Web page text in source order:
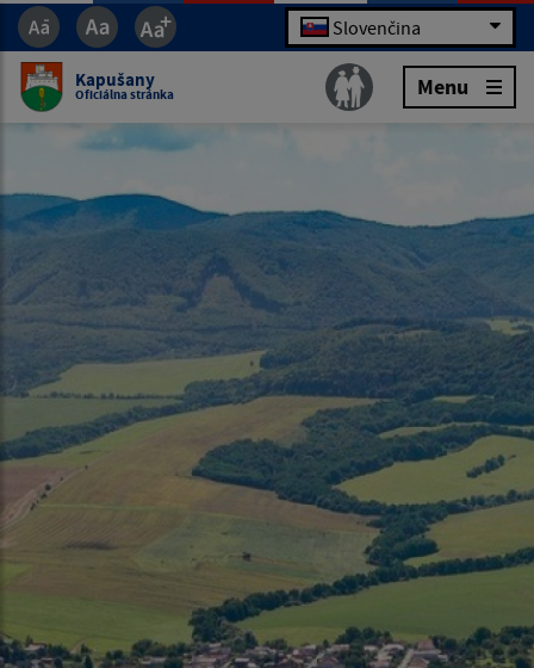
Slovenčina
Kapušany
Oficiálna stránka Menu